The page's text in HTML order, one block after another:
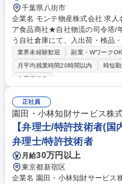
千葉県八街市
企業名 モンテ物産株式会社 求人名 リーダー候補【千葉/物流管理】イタリ
ア食品商社★自社物流の司令塔/年休120日 仕事の内容
う自社倉庫にて、入出荷・検品
作業を取得後は、数値管理や工
広く捉え、ご活躍頂くことを期待しています。 ■
での荷降ろし、ピッキング、梱
スタッフへの采配 ■トラブル対
な判断 最初は現場の検品作業等
いただきます。 募集職種 リーダー候補【千葉/物流管理】イタリア食品商
社★自社物流の司令塔/年休120
業界未経験歓迎 副業・WワークOK
月平均残業時間20時間以内
時短
土日祝休み
正社員
園田・小林知財サービス株
【弁理士/特許技術者(
弁理士/特許技術者
月給30万円以上
東京都新宿区
企業名 園田・小林知財サービス株式会社 求人名 【弁理士/